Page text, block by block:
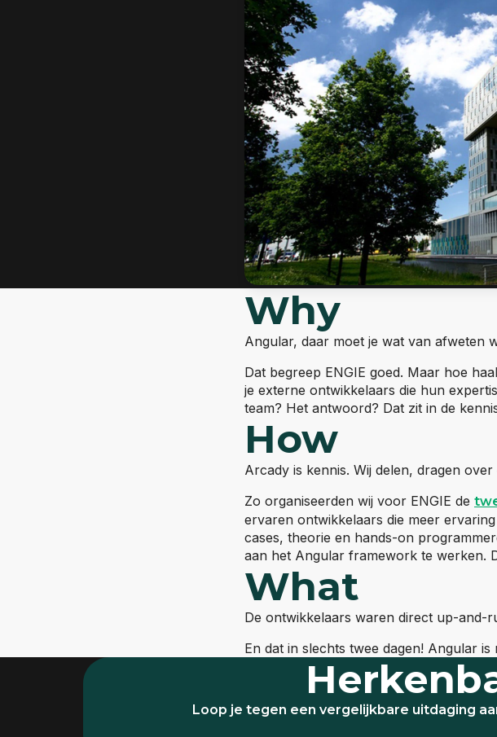
Why
Angular, daar moet je wat van afweten
Dat begreep ENGIE goed. Maar hoe
je externe ontwikkelaars die hun
team? Het antwoord? Dat zit in de
How
Arcady is kennis. Wij delen, dragen
Zo organiseerden wij voor ENGIE de
ervaren ontwikkelaars die meer
cases, theorie en hands-on
aan het Angular framework te werken.
What
De ontwikkelaars waren direct up-and-
En dat in slechts twee dagen! Angular
Loop je tegen een vergelijkbare uitdaging